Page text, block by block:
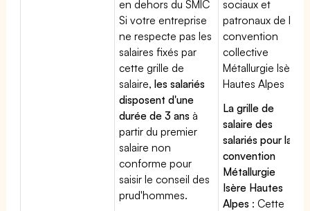
en dehors du SMIC
Si votre entreprise
ne respecte pas les
salaires fixés par
cette grille de
salaire,les salariés
disposent d'une
durée de 3 ans à
partir du premier
salaire non
conforme pour
saisir le conseil des
prud'hommes.
sociaux et
patronaux de la
convention
collective
Métallurgie Isère
Hautes Alpes
La grille de
salaire des
salariés pour la
convention
Métallurgie
Isère Hautes
Alpes : Cette